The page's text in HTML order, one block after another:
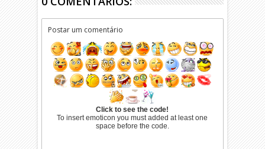
Postar um comentário
Click to see the code!
To insert emoticon you must added at least one
space before the code.